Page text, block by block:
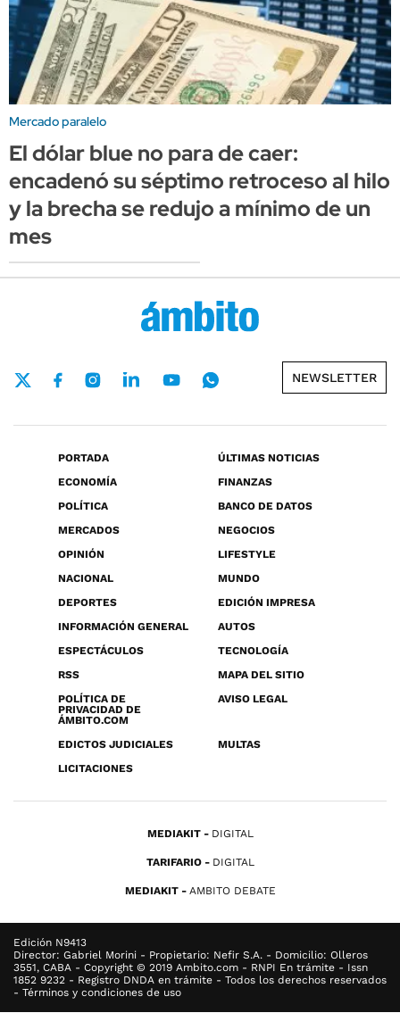
Mercado paralelo
El dólar blue no para de caer:
encadenó su séptimo retroceso al hilo
y la brecha se redujo a mínimo de un
mes
NEWSLETTER
PORTADA
ÚLTIMAS NOTICIAS
ECONOMÍA
FINANZAS
POLÍTICA
BANCO DE DATOS
MERCADOS
NEGOCIOS
OPINIÓN
LIFESTYLE
NACIONAL
MUNDO
DEPORTES
EDICIÓN IMPRESA
INFORMACIÓN GENERAL
AUTOS
ESPECTÁCULOS
TECNOLOGÍA
RSS
MAPA DEL SITIO
POLÍTICA DE
PRIVACIDAD DE
ÁMBITO.COM
AVISO LEGAL
EDICTOS JUDICIALES
MULTAS
LICITACIONES
MEDIAKIT DIGITAL
TARIFARIO DIGITAL
MEDIAKIT AMBITO DEBATE
Edición N9413
Director: Gabriel Morini - Propietario: Nefir S.A. - Domicilio: Olleros
3551, CABA - Copyright © 2019 Ambito.com - RNPI En trámite - Issn
1852 9232 - Registro DNDA en trámite - Todos los derechos reservados
- Términos y condiciones de uso